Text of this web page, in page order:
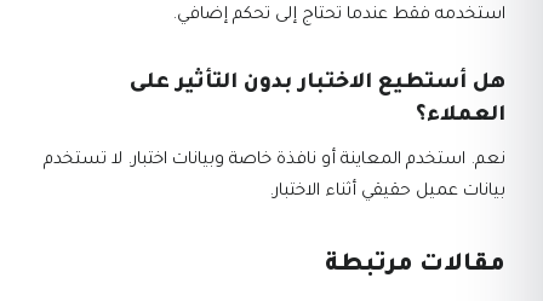
استخدمه فقط عندما تحتاج إلى تحكم إضافي.
هل أستطيع الاختبار بدون التأثير على
العملاء؟
نعم. استخدم المعاينة أو نافذة خاصة وبيانات اختبار. لا تستخدم
بيانات عميل حقيقي أثناء الاختبار.
مقالات مرتبطة